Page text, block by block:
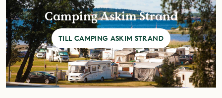
Camping Askim Strand
TILL CAMPING ASKIM STRAND